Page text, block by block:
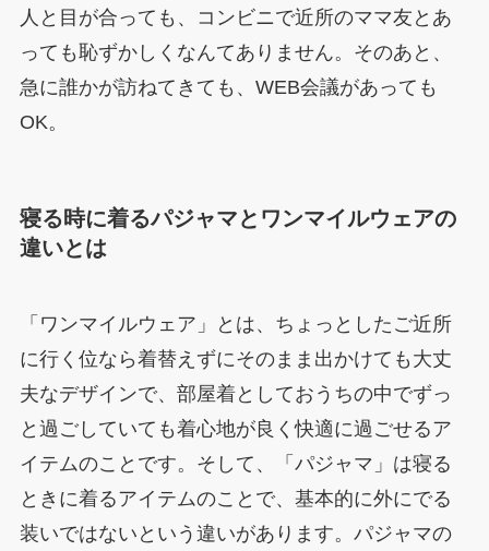
人と目が合っても、コンビニで近所のママ友とあ
っても恥ずかしくなんてありません。そのあと、
急に誰かが訪ねてきても、WEB会議があっても
OK。
寝る時に着るパジャマとワンマイルウェアの
違いとは
「ワンマイルウェア」とは、ちょっとしたご近所
に行く位なら着替えずにそのまま出かけても大丈
夫なデザインで、部屋着としておうちの中でずっ
と過ごしていても着心地が良く快適に過ごせるア
イテムのことです。そして、「パジャマ」は寝る
ときに着るアイテムのことで、基本的に外にでる
装いではないという違いがあります。パジャマの